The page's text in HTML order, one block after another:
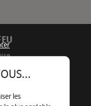
09
les